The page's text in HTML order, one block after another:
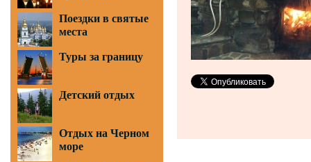
Поездки в святые
места
Туры за границу
Детский отдых
Отдых на Черном
море